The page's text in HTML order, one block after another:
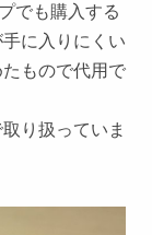
でも購入する
に入りにくい
もので代用で
り扱っていま